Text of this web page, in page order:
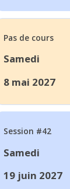
Pas de cours
Samedi
8 mai 2027
Session #42
Samedi
19 juin 2027